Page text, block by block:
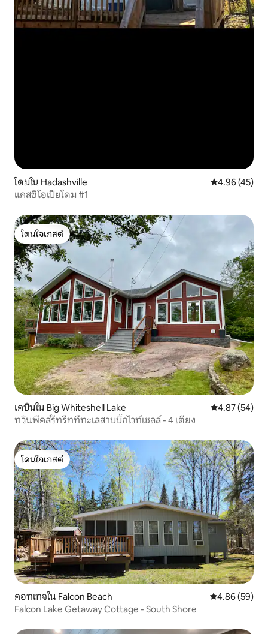
โดมใน Hadashville คะแนนเฉลี่ย
4.96 (45)
แคสซิโอเปียโดม #1
โดนใจเกสต์
โดนใจเกสต์
เคบินใน Big Whiteshell Lake คะแนนเฉลี่ย
4.87 (54)
ทวินพีคส์รีทรีทที่ทะเลสาบบิ๊กไวท์เชลล์ - 4 เตียง
โดนใจเกสต์
โดนใจเกสต์
คอทเทจใน Falcon Beach คะแนนเฉลี่ย
4.86 (59)
Falcon Lake Getaway Cottage - South Shore